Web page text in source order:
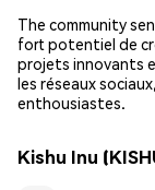
The community
fort potentiel de
projets innovants
les réseaux
enthousiastes.
Kishu Inu